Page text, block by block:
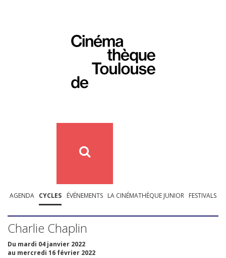
AGENDA CYCLES ÉVÉNEMENTS LA CINÉMATHÈQUE JUNIOR FESTIVALS
Charlie Chaplin
Du mardi 04 janvier 2022
au mercredi 16 février 2022